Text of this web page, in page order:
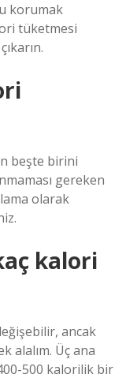
korumak
tüketmesi
beşte birini
gereken
olarak
kalori
ancak
alalım. Üç ana
500 kalorilik bir